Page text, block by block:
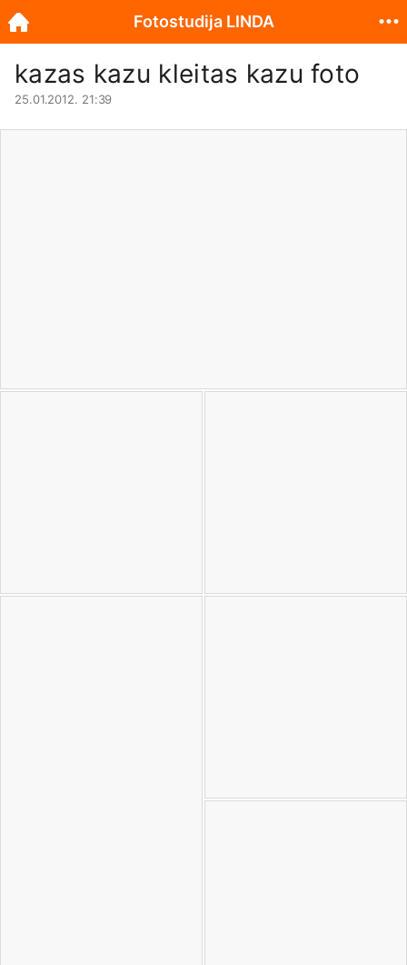
kazas kazu kleitas kazu foto
25.01.2012. 21:39
Fotostudija LINDA